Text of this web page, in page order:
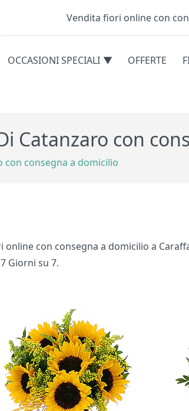
Vendita fiori online con
Categorie
OCCASIONI SPECIALI OFFERTE
Catanzaro con
con consegna a domicilio
con consegna a domicilio a
Giorni su 7.